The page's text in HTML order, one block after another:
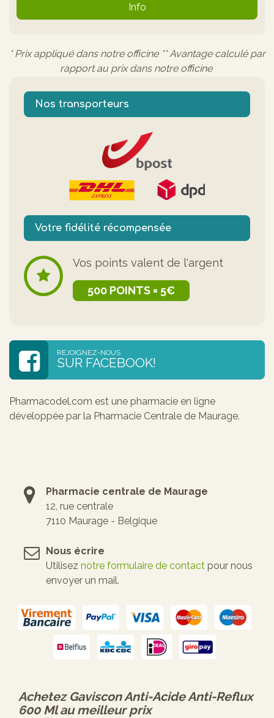
Info
* Prix appliqué dans notre officine ** Avantage calculé par
rapport au prix dans notre officine
Nos transporteurs
Votre fidélité récompensée
Vos points valent de l'argent
500 POINTS = 5€
REJOIGNEZ-NOUS
SUR FACEBOOK!
Pharmacodel.com est une pharmacie en ligne
développée par la Pharmacie Centrale de Maurage.
Pharmacie centrale de Maurage
12, rue centrale
7110 Maurage - Belgique
Nous écrire
Utilisez notre formulaire de contact pour nous
envoyer un mail.
Achetez Gaviscon Anti-Acide Anti-Reflux
600 Mlau meilleur prix